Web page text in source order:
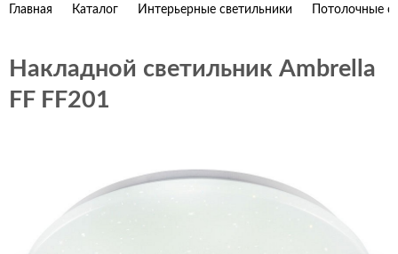
Главная Каталог Интерьерные светильники Потолочные
Накладной светильник Ambrella
FF FF201